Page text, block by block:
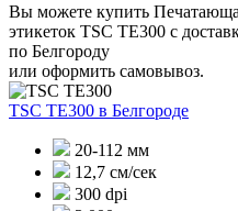
Вы можете купить
этикеток TSC TE300 с
по Белгороду
или оформить самовывоз.
TSC TE300 в Белгороде
20-112 мм
12,7 см/сек
300 dpi